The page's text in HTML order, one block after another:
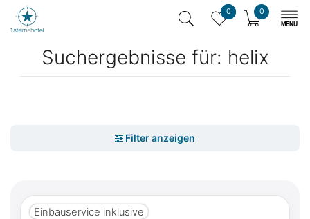
0 0
Suchergebnisse für: helix
Einbauservice inklusive